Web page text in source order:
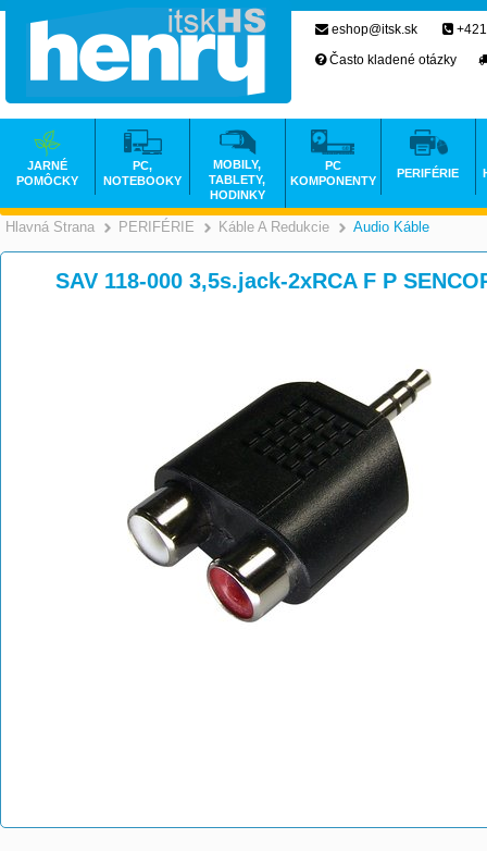
Hlavná Strana >
PERIFÉRIE >
Káble A Redukcie >
Audio Káble
SAV 118-000 3,5s.jack-2xRCA F P
eshop@itsk.sk
Často kladené otázky
JARNÉ
POMÔCKY
PC,
NOTEBOOKY
MOBILY,
TABLETY,
HODINKY
PC
KOMPONENTY
PERIFÉRIE